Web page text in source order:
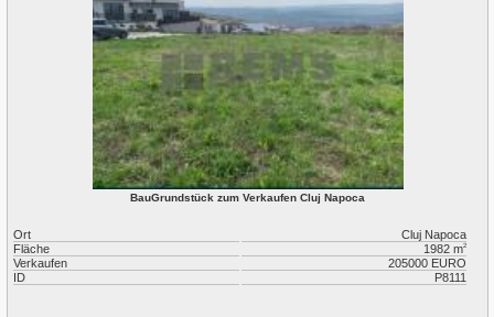
BauGrundstück zum Verkaufen Cluj Napoca
Ort
Cluj Napoca
Fläche
1982 m2
Verkaufen
205000 EURO
ID
P8111